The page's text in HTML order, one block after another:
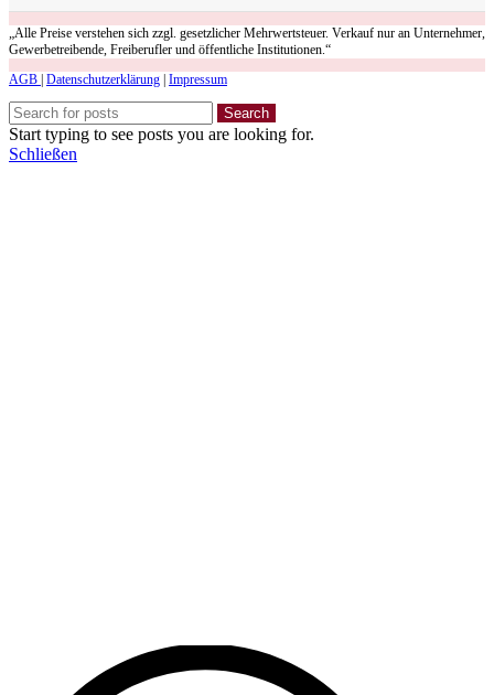
„Alle Preise verstehen sich zzgl. gesetzlicher Mehrwertsteuer. Verkauf nur an Unternehmer,
Gewerbetreibende, Freiberufler und öffentliche Institutionen.“
AGB | Datenschutzerklärung | Impressum
Search
Start typing to see posts you are looking for.
Schließen